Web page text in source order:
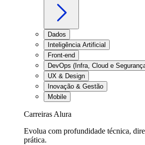
Dados
Inteligência Artificial
Front-end
DevOps (Infra, Cloud e
UX & Design
Inovação & Gestão
Mobile
Carreiras Alura
Evolua com profundidade técnica,
prática.